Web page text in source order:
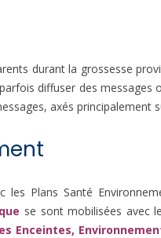
durant la grossesse
diffuser des
axés
Plans Santé
se sont mobilisées avec
Enceintes,